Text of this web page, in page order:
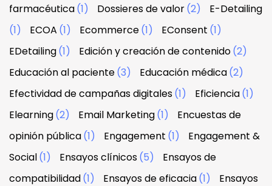
farmacéutica(1) Dossieres de valor(2)
E-Detailing
(1)
ECOA (1) Ecommerce(1) EConsent (1)
EDetailing(1) Edición y creación de contenido(2)
Educación al paciente(3) Educación médica(2)
Efectividad de campañas digitales(1) Eficiencia(1)
Elearning(2) Email Marketing(1)
Encuestas de
opinión pública(1) Engagement (1)
Engagement &
Social(1) Ensayos clínicos(5)
Ensayos de
compatibilidad(1) Ensayos de eficacia(1)
Ensayos